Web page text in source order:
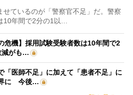
ているのが「警察官不足」だ。警察
10年間で2分の1以…
危機】採用試験受験者数は10年間で2
減がも…
「医師不足」に加えて「患者不足」に
界に 今後…